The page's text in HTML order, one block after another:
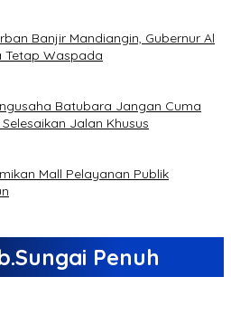
Banjir Mandiangin, Gubernur Al
Tetap Waspada
Batubara Jangan Cuma
Jalan Khusus
Mall Pelayanan Publik
Penuh